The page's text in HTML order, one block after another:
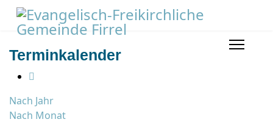
Terminkalender
Nach Jahr
Nach Monat